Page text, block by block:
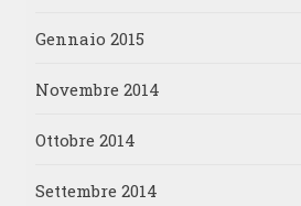
Gennaio 2015
Novembre 2014
Ottobre 2014
Settembre 2014